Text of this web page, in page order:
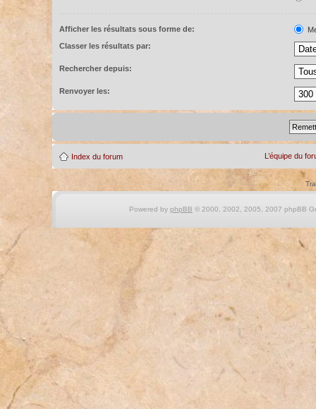
Afficher les résultats sous forme de:
Classer les résultats par:
Rechercher depuis:
Renvoyer les:
Index du forum L’équipe du
Powered by phpBB © 2000, 2002, 2005, 2007 phpBB